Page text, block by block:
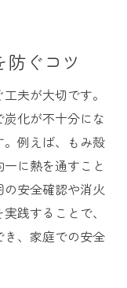
防ぐコツ
夫が大切です。
化が不十分にな
例えば、もみ殻
に熱を通すこと
安全確認や消火
践することで、
、家庭での安全